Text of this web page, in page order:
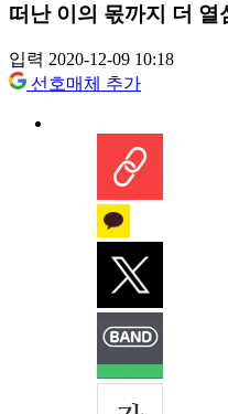
떠난 이의 몫까지 더 열
입력 2020-12-09 10:18
선호매체 추가